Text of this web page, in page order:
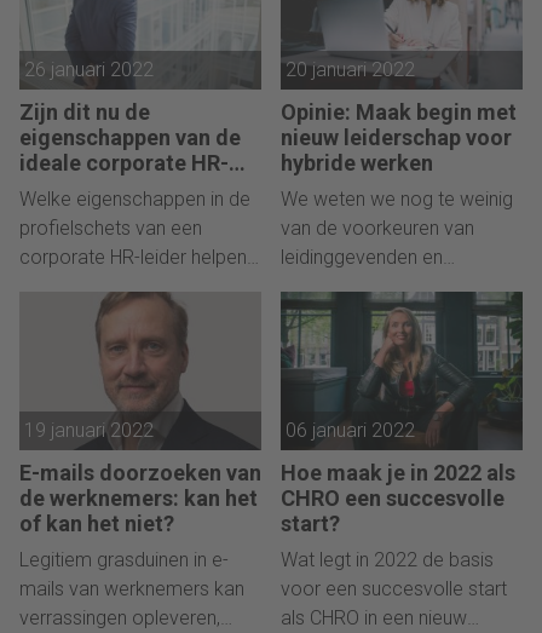
leidt tot ‘roof-efficiency’.
de ontwikkelingen rondom
grensoverschrijdend gedrag
gezien dat protocollen en
regels voor medewerkers
om klachten te delen niet
voldoende zijn.
26 januari 2022
Zijn dit nu de
eigenschappen van de
ideale corporate HR-
leider?
Welke eigenschappen in de
profielschets van een
corporate HR-leider helpen
de ideale kandidaat vinden?
Dat hangt er maar net van af
wat ze betekenen.
20 januari 2022
Opinie: Maak begin met
nieuw leiderschap voor
hybride werken
We weten we nog te weinig
van de voorkeuren van
leidinggevenden en
medewerkers over hybride
werken, zegt hoogleraar
HRM Karin Sanders.
19 januari 2022
E-mails doorzoeken van
de werknemers: kan het
of kan het niet?
Legitiem grasduinen in e-
mails van werknemers kan
verrassingen opleveren,
06 januari 2022
Hoe maak je in 2022 als
CHRO een succesvolle
start?
Wat legt in 2022 de basis
voor een succesvolle start
als CHRO in een nieuw